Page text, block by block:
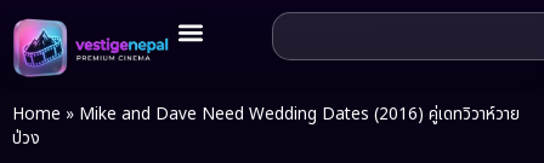
Home » Mike and Dave Need Wedding Dates (2016) คู่เดทวิวาห์วาย
ป่วง